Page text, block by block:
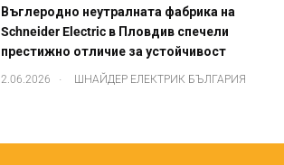
Въглеродно неутралната фабрика на
Schneider Electric в Пловдив спечели
престижно отличие за устойчивост
2.06.2026 . ШНАЙДЕР ЕЛЕКТРИК БЪЛГАРИЯ